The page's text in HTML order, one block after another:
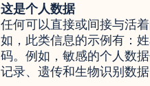
这是个人数据
任何可以直接或间接与活
如，此类信息的示例有：
码。例如，敏感的个人数
记录、遗传和生物识别数据